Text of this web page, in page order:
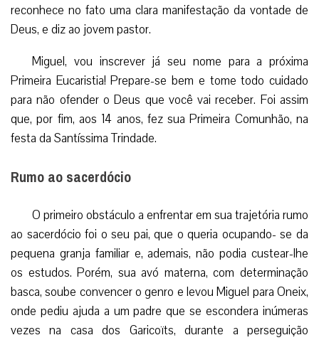
reconhece no fato uma clara manifestação da vontade de
Deus, e diz ao jovem pastor.
Miguel, vou inscrever já seu nome para a próxima
Primeira Eucaristia! Prepare-se bem e tome todo cuidado
para não ofender o Deus que você vai receber. Foi assim
que, por fim, aos 14 anos, fez sua Primeira Comunhão, na
festa da Santíssima Trindade.
Rumo ao sacerdócio
O primeiro obstáculo a enfrentar em sua trajetória rumo
ao sacerdócio foi o seu pai, que o queria ocupando- se da
pequena granja familiar e, ademais, não podia custear-lhe
os estudos. Porém, sua avó materna, com determinação
basca, soube convencer o genro e levou Miguel para Oneix,
onde pediu ajuda a um padre que se escondera inúmeras
vezes na casa dos Garicoïts, durante a perseguição